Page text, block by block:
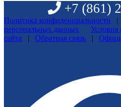
+7 (861)
Политика конфиденциальности |
персональных данных
Условия
сайта
| Обратная связь |